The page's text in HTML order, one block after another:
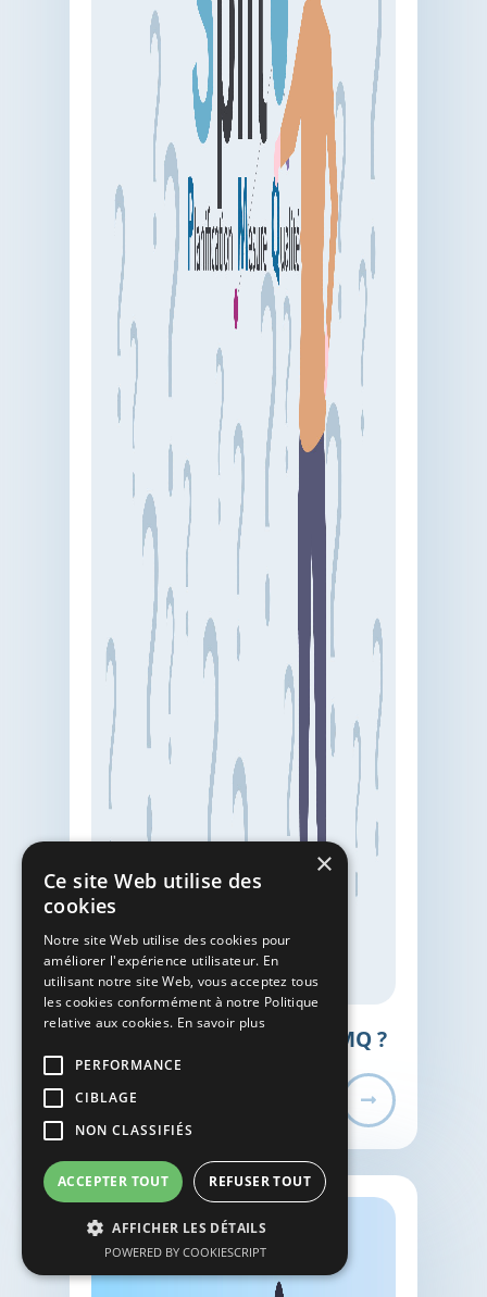
Pourquoi choisir Split PMQ ?
×
Ce site Web utilise des
cookies
Notre site Web utilise des cookies pour
améliorer l'expérience utilisateur. En
utilisant notre site Web, vous acceptez tous
les cookies conformément à notre Politique
relative aux cookies. En savoir plus
PERFORMANCE
CIBLAGE
NON CLASSIFIÉS
ACCEPTER TOUT REFUSER TOUT
AFFICHER LES DÉTAILS
POWERED BY COOKIESCRIPT